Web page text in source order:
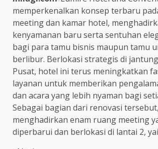
memperkenalkan konsep terbaru
meeting dan kamar hotel,
kenyamanan baru serta sentuhan
bagi para tamu bisnis maupun tamu
berlibur. Berlokasi strategis di
Pusat, hotel ini terus meningkatkan
layanan untuk memberikan
dan acara yang lebih nyaman bagi
Sebagai bagian dari renovasi
menghadirkan enam ruang meeting
diperbarui dan berlokasi di lantai 2,